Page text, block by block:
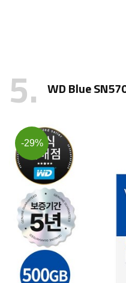
5 WD Blue
-29%